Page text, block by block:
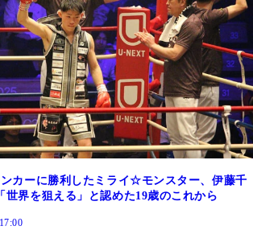
カーに勝利したミライ☆モンスター、伊藤千
世界を狙える」と認めた19歳のこれから